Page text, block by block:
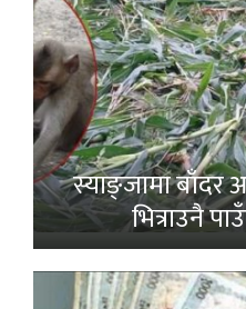
स्याङ्जामा
भित्राउनै